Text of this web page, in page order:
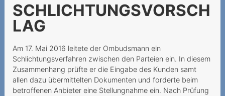
SCHLICHTUNGSVORSCH
LAG
Am 17. Mai 2016 leitete der Ombudsmann ein
Schlichtungsverfahren zwischen den Parteien ein. In diesem
Zusammenhang prüfte er die Eingabe des Kunden samt
allen dazu übermittelten Dokumenten und forderte beim
betroffenen Anbieter eine Stellungnahme ein. Nach Prüfung
Zahlungsverzugs
della stipula del contratto
Une demande de portage
qui annule la résiliation
auparavant